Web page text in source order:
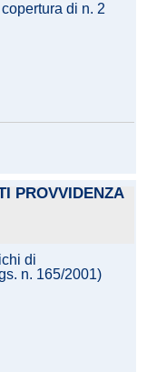
di n. 2
PROVVIDENZA
di
n. 165/2001)